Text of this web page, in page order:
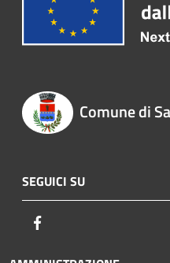
Comune di
SEGUICI SU